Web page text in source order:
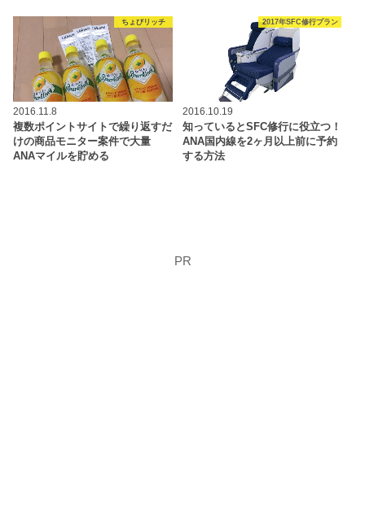
ちょびリッチ
2016.11.8
複数ポイントサイトで繰り返すだ
けの商品モニター案件で大量
ANAマイルを貯める
2017年SFC修行プラン
2016.10.19
知っているとSFC修行に役立つ！
ANA国内線を2ヶ月以上前に予約
する方法
PR